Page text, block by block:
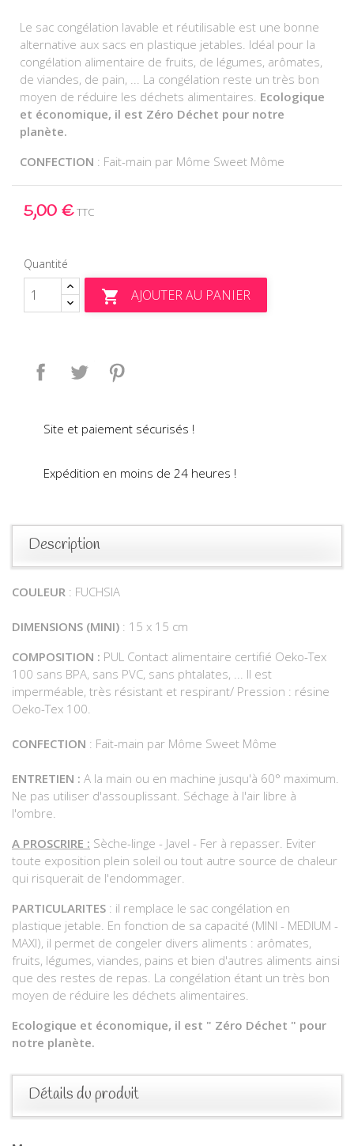
Le sac congélation lavable et réutilisable est une bonne
alternative aux sacs en plastique jetables. Idéal pour la
congélation alimentaire de fruits, de légumes, arômates,
de viandes, de pain, ... La congélation reste un très bon
moyen de réduire les déchets alimentaires. Ecologique
et économique, il est Zéro Déchet pour notre
planète.
CONFECTION : Fait-main par Môme Sweet Môme
5,00 €TTC
Quantité
 AJOUTER AU PANIER
Partager Tweet
Site et paiement sécurisés !
Expédition en moins de 24 heures !
Description
COULEUR : FUCHSIA
DIMENSIONS (MINI) : 15 x 15 cm
COMPOSITION : PUL Contact alimentaire certifié Oeko-Tex
100 sans BPA, sans PVC, sans phtalates, ... Il est
imperméable, très résistant et respirant/ Pression : résine
Oeko-Tex 100.
CONFECTION : Fait-main par Môme Sweet Môme
ENTRETIEN : A la main ou en machine jusqu'à 60° maximum.
Ne pas utiliser d'assouplissant. Séchage à l'air libre à
l'ombre.
A PROSCRIRE : Sèche-linge - Javel - Fer à repasser. Eviter
toute exposition plein soleil ou tout autre source de chaleur
qui risquerait de l'endommager.
PARTICULARITES : il remplace le sac congélation en
plastique jetable. En fonction de sa capacité (MINI - MEDIUM -
MAXI), il permet de congeler divers aliments : arômates,
fruits, légumes, viandes, pains et bien d'autres aliments ainsi
que des restes de repas. La congélation étant un très bon
moyen de réduire les déchets alimentaires.
Ecologique et économique, il est " Zéro Déchet " pour
notre planète.
Détails du produit